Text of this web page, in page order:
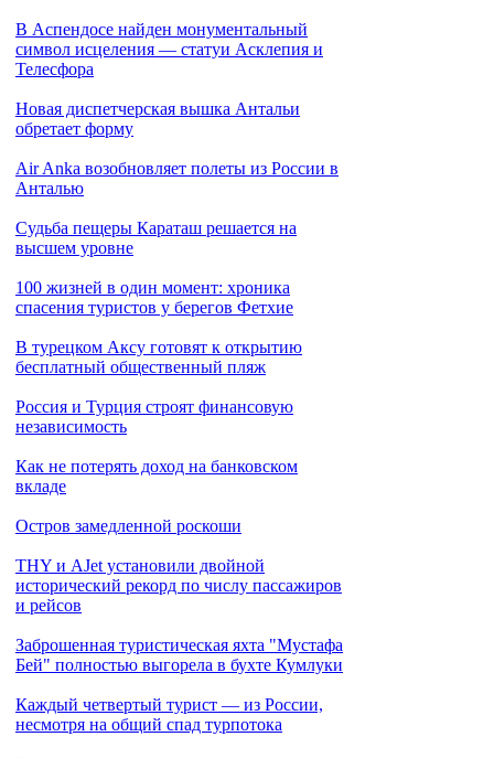
В Аспендосе найден монументальный
символ исцеления — статуи Асклепия и
Телесфора
Новая диспетчерская вышка Антальи
обретает форму
Air Anka возобновляет полеты из России в
Анталью
Cудьба пещеры Караташ решается на
высшем уровне
100 жизней в один момент: хроника
спасения туристов у берегов Фетхие
В турецком Аксу готовят к открытию
бесплатный общественный пляж
Россия и Турция строят финансовую
независимость
Как не потерять доход на банковском
вкладе
Остров замедленной роскоши
THY и AJet установили двойной
исторический рекорд по числу пассажиров
и рейсов
Заброшенная туристическая яхта "Мустафа
Бей" полностью выгорела в бухте Кумлуки
Каждый четвертый турист — из России,
несмотря на общий спад турпотока